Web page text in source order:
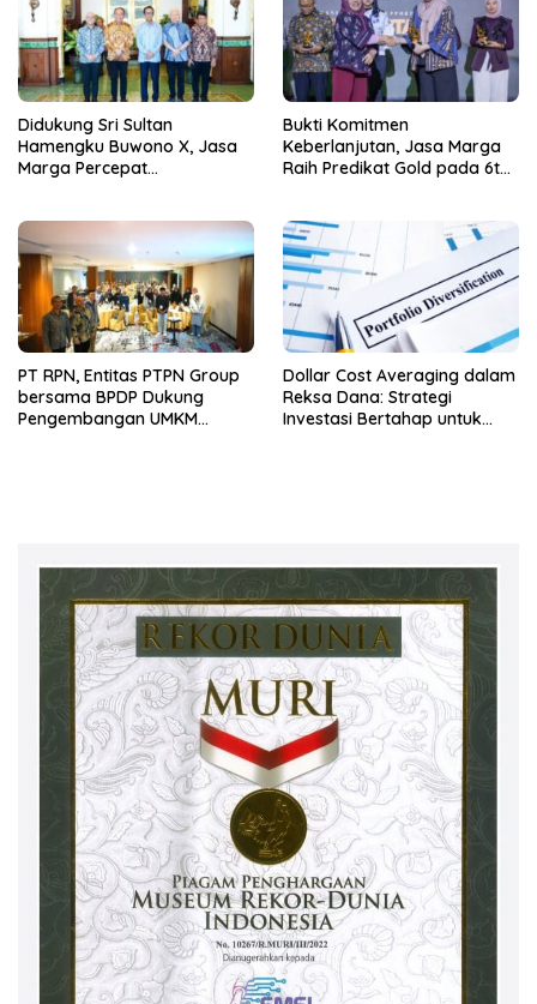
Didukung Sri Sultan
Hamengku Buwono X, Jasa
Marga Percepat
untuk Dukung Konektivitas
DIY
Bukti Komitmen
Keberlanjutan, Jasa Marga
Raih Predikat Gold pada 6th
PT RPN, Entitas PTPN Group
bersama BPDP Dukung
Pengembangan UMKM
Dollar Cost Averaging dalam
Reksa Dana: Strategi
Investasi Bertahap untuk